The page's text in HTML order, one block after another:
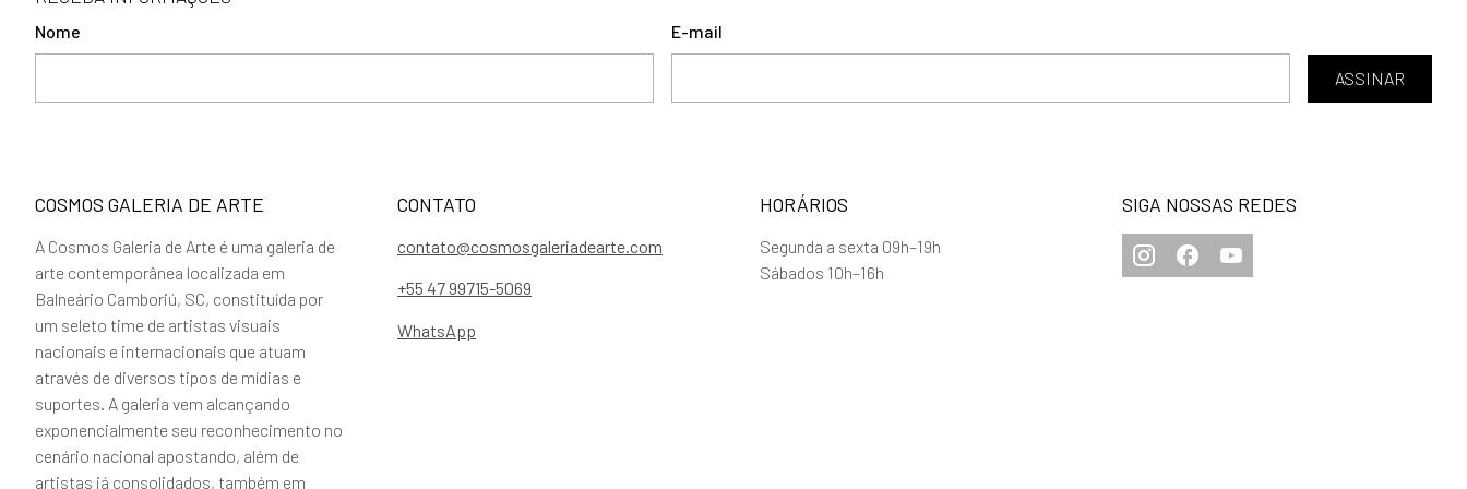
Nome E-mail
ASSINAR
COSMOS GALERIA DE ARTE
A Cosmos Galeria de Arte é uma galeria de
arte contemporânea localizada em
Balneário Camboriú, SC, constituída por
um seleto time de artistas visuais
nacionais e internacionais que atuam
através de diversos tipos de mídias e
suportes. A galeria vem alcançando
exponencialmente seu reconhecimento no
cenário nacional apostando, além de
artistas já consolidados, também em
CONTATO
contato@cosmosgaleriadearte.com
+55 47 99715-5069
WhatsApp
HORÁRIOS
Segunda a sexta 09h–19h
Sábados 10h–16h
SIGA NOSSAS REDES